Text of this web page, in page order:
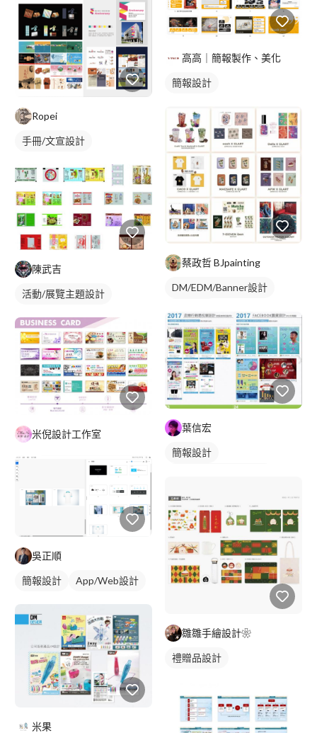
Ropei
手冊/文宣設計
陳武吉
活動/展覽主題設計
米倪設計工作室
吳正順
簡報設計 App/Web設計
米果
高高｜簡報製作、美化
簡報設計
蔡政哲 BJpainting
DM/EDM/Banner設計
插畫資訊
葉信宏
簡報設計
雛雛手繪設計❀
禮贈品設計